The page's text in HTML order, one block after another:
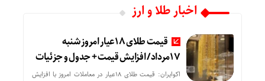
اخبار طلا و ارز
قیمت طلای 18عیار امروز شنبه
17مرداد/ افزایش قیمت + جدول و جزئیات
اکوایران: قیمت طلای 18عیار در معاملات امروز با افزایش